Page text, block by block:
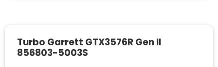
Turbo Garrett GTX3576R Gen II
856803-5003S